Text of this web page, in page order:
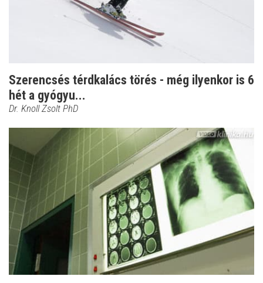
Szerencsés térdkalács törés - még ilyenkor is 6
hét a gyógyu...
Dr. Knoll Zsolt PhD